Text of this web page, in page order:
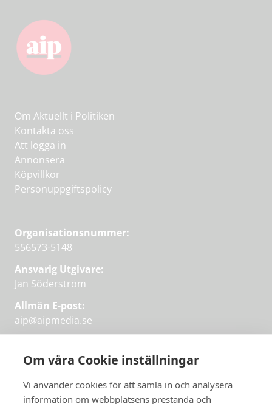
Om våra Cookie inställningar
Vi använder cookies för att samla in och analysera
information om webbplatsens prestanda och
Om Aktuellt i Politiken
Kontakta oss
Att logga in
Annonsera
Köpvillkor
Personuppgiftspolicy
Organisationsnummer:
556573-5148
Ansvarig Utgivare:
Jan Söderström
Allmän E-post:
aip@aipmedia.se
aip@flowyinfo.seeller 08-1210 60 40.
Instagram
LinkedIn
Twitter
Facebook